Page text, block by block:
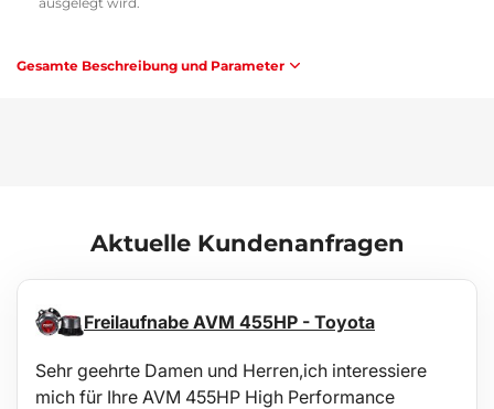
üblichen Reinigungsmitteln geeignet (z. B. Reinigung mit
lauwarmem Wasser und einem nicht-aggressiven, nicht
außerhalb des Fahrzeugs z. B. mit einem Gartenschlauch
durchgeführt werden.
Gesamte Beschreibung und Parameter
Aktuelle Kundenanfragen
Freilaufnabe AVM 455HP - Toyota
Sehr geehrte Damen und Herren,ich interessiere
mich für Ihre AVM 455HP High Performance